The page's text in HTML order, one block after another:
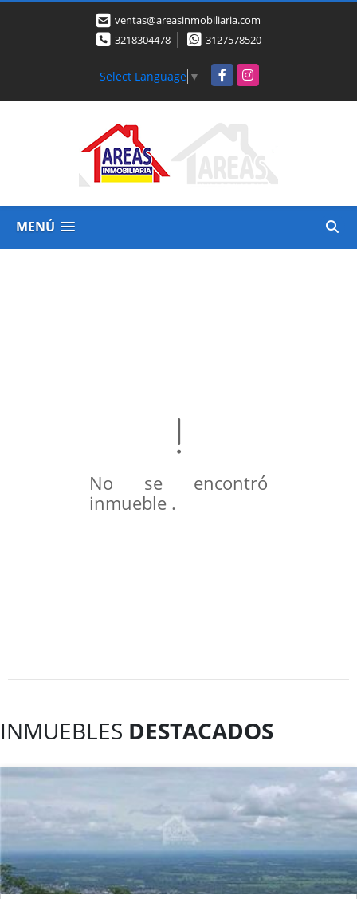
ventas@areasinmobiliaria.com
3218304478
3127578520
Select Language ▼ FacebookInstagram
MENÚ
No se encontró
inmueble .
INMUEBLES DESTACADOS